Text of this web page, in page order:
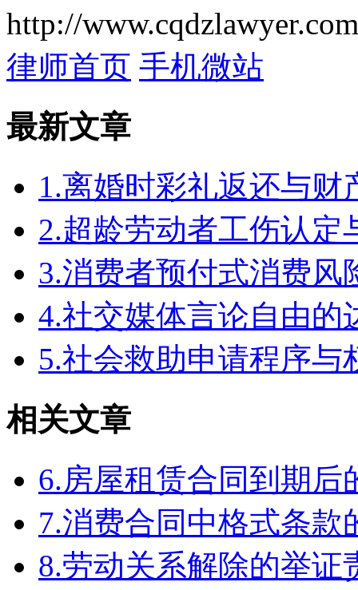
http://
律师首页 手机微站
最新文章
1.离婚时彩礼返还与财
2.超龄劳动者工伤认定
3.消费者预付式消费风
4.社交媒体言论自由
5.社会救助申请程序与
相关文章
6.房屋租赁合同到期后
7.消费合同中格式条款
8.劳动关系解除的举证